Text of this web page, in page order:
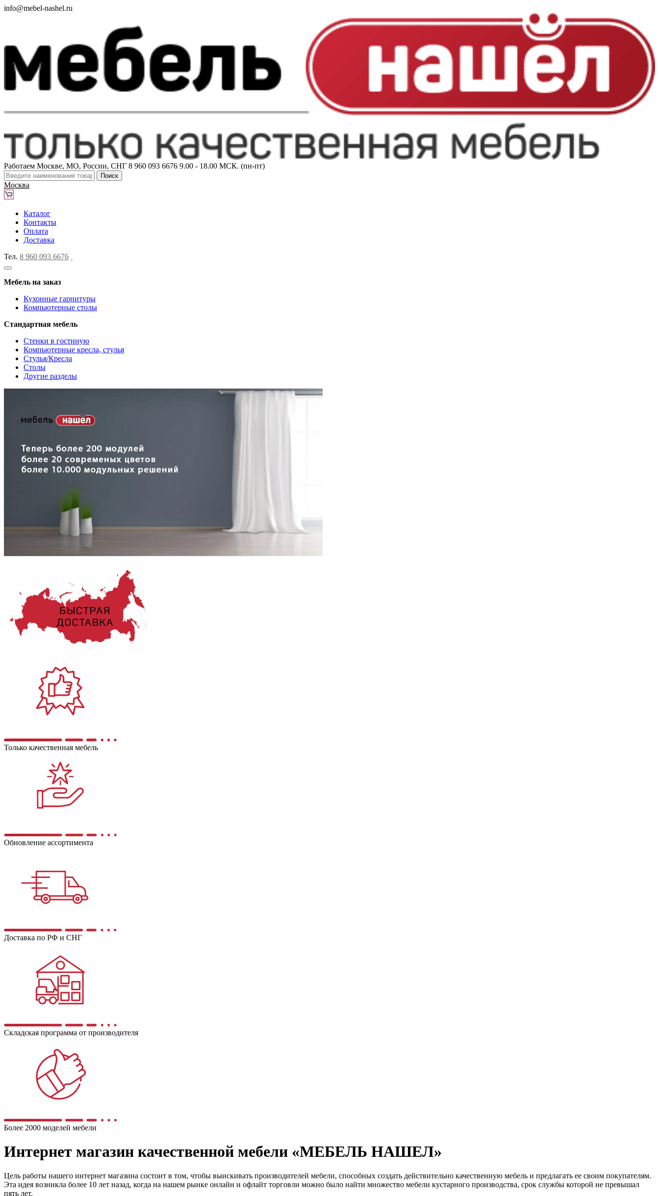
info@mebel-nashel.ru
Работаем Москве, МО, России, СНГ 8 960 093 6676 9.00 - 18.00 МСК. (пн-пт)
Поиск
Москва
Каталог
Контакты
Оплата
Доставка
Тел. 8 960 093 6676
Мебель на заказ
Кухонные гарнитуры
Компьютерные столы
Стандартная мебель
Стенки в гостиную
Компьютерные кресла, стулья
Стулья/Кресла
Столы
Другие разделы
Только качественная мебель
Обновление ассортимента
Доставка по РФ и СНГ
Складская программа от производителя
Более 2000 моделей мебели
Интернет магазин качественной мебели «МЕБЕЛЬ НАШЕЛ»
Цель работы нашего интернет магазина состоит в том, чтобы выискивать производителей мебели, способных создать действительно качественную мебель и предлагать ее своим покупателям.
Эта идея возникла более 10 лет назад, когда на нашем рынке онлайн и офлайт торговли можно было найти множество мебели кустарного производства, срок службы которой не превышал
пять лет.